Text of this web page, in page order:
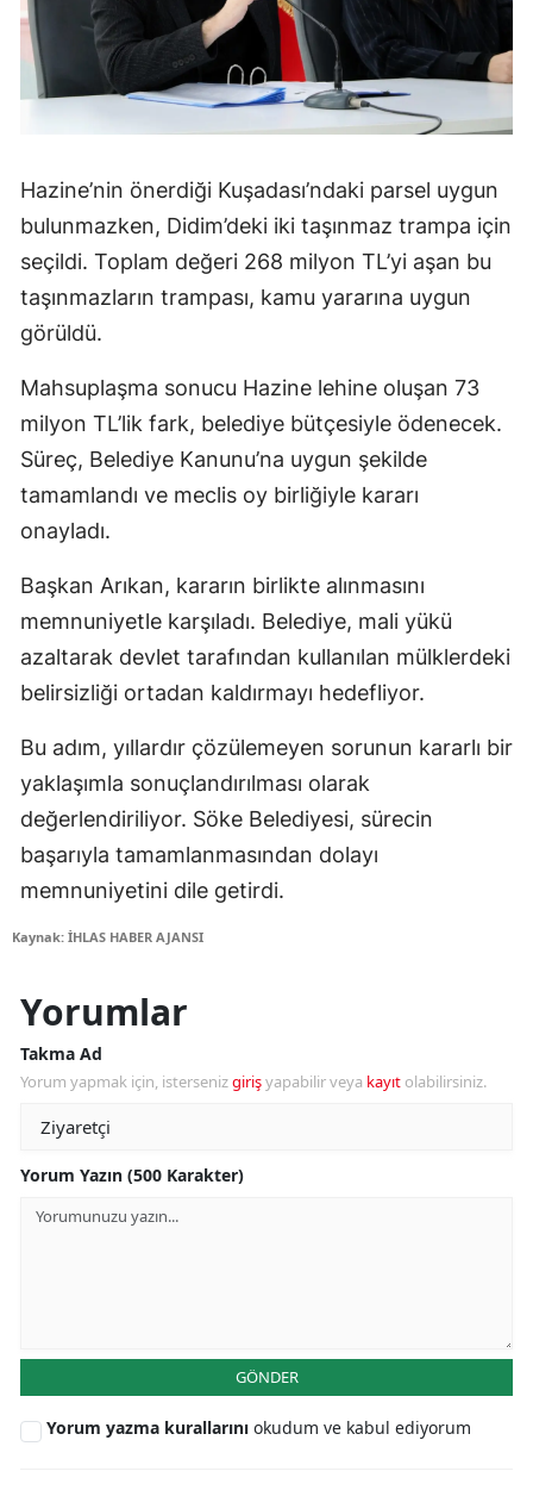
Hazine’nin önerdiği Kuşadası’ndaki parsel uygun
bulunmazken, Didim’deki iki taşınmaz trampa için
seçildi. Toplam değeri 268 milyon TL’yi aşan bu
taşınmazların trampası, kamu yararına uygun
görüldü.
Mahsuplaşma sonucu Hazine lehine oluşan 73
milyon TL’lik fark, belediye bütçesiyle ödenecek.
Süreç, Belediye Kanunu’na uygun şekilde
tamamlandı ve meclis oy birliğiyle kararı
onayladı.
Başkan Arıkan, kararın birlikte alınmasını
memnuniyetle karşıladı. Belediye, mali yükü
azaltarak devlet tarafından kullanılan mülklerdeki
belirsizliği ortadan kaldırmayı hedefliyor.
Bu adım, yıllardır çözülemeyen sorunun kararlı bir
yaklaşımla sonuçlandırılması olarak
değerlendiriliyor. Söke Belediyesi, sürecin
başarıyla tamamlanmasından dolayı
memnuniyetini dile getirdi.
Kaynak: İHLAS HABER AJANSI
Yorumlar
Takma Ad
Yorum yapmak için, istersenizgirişyapabilir veya kayıt olabilirsiniz.
Yorum Yazın (500 Karakter)
GÖNDER
Yorum yazma kurallarını okudum ve kabul ediyorum